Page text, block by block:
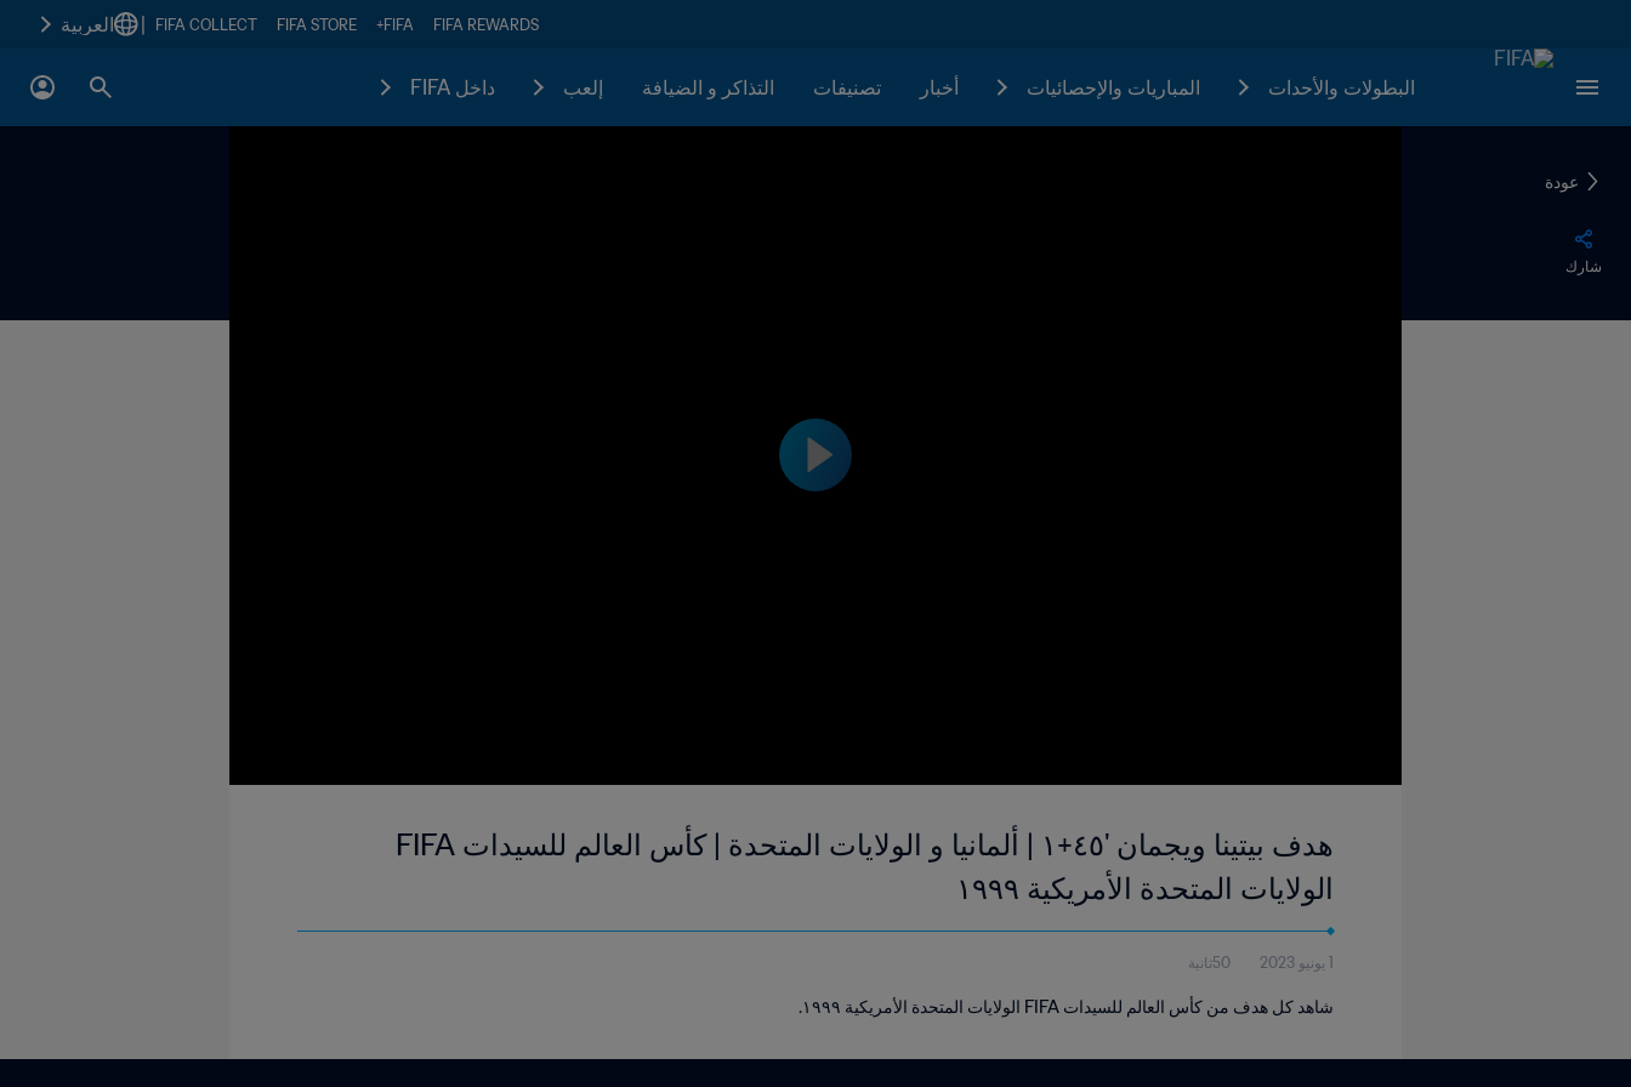
FIFA REWARDS
FIFA+
FIFA STORE
FIFA COLLECT العربية
البطولات والأحدات المباريات والإحصائيات أخبار تصنيفات التذاكر و الضيافة إلعب داخل FIFA
عودة
شارك
هدف بيتينا ويجمان '٤٥+١ | ألمانيا و الولايات المتحدة | كأس العالم للسيدات FIFA
الولايات المتحدة الأمريكية ١٩٩٩
1 يونيو 2023 50ثانية
شاهد كل هدف من كأس العالم للسيدات FIFA الولايات المتحدة الأمريكية ١٩٩٩.